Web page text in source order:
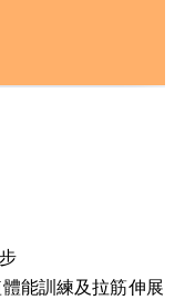
能訓練及拉筋伸展